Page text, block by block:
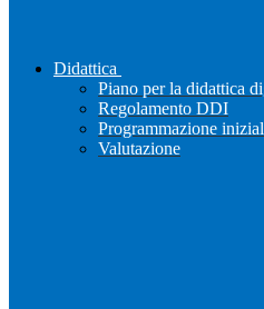
Didattica
Piano per la didattica
Regolamento DDI
Programmazione
Valutazione